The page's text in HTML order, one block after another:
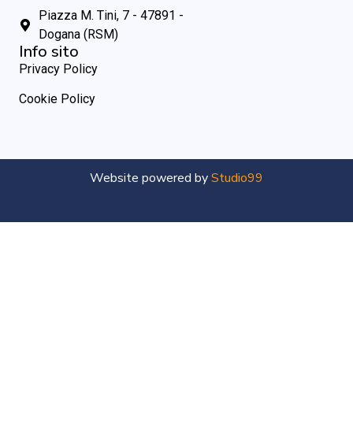
Piazza M. Tini, 7 - 47891 -
Dogana (RSM)
Info sito
Privacy Policy
Cookie Policy
Website powered byStudio99